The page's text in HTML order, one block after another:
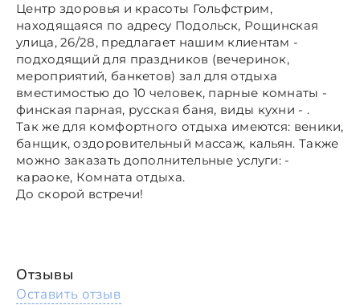
Центр здоровья и красоты Гольфстрим,
находящаяся по адресу Подольск, Рощинская
улица, 26/28, предлагает нашим клиентам -
подходящий для праздников (вечеринок,
мероприятий, банкетов) зал для отдыха
вместимостью до 10 человек, парные комнаты -
финская парная, русская баня, виды кухни - .
Так же для комфортного отдыха имеются: веники,
банщик, оздоровительный массаж, кальян. Также
можно заказать дополнительные услуги: -
караоке, Комната отдыха.
До скорой встречи!
Отзывы
Оставить отзыв